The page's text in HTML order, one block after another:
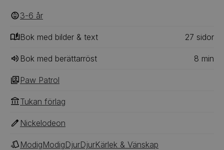
3-6 ‎‎ år
Bok med bilder & text 27 ‎‎ sidor
Bok med berättarröst 8 min
Paw Patrol
Tukan förlag
Nickelodeon
ModigModigDjurDjurKärlek & Vänskap